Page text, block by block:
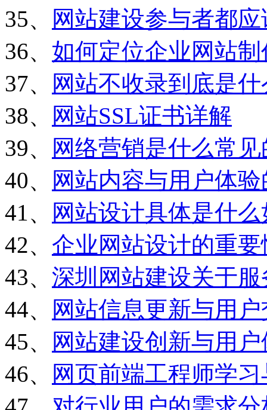
35、
网站建设参与者都
36、 如何定位企业网站
37、
网站不收录到底是
38、
网站SSL证书详解
39、
网络营销是什么常
40、
网站内容与用户体
41、
网站设计具体是什
42、 企业网站设计的重要
43、 深圳网站建设关于
44、
网站信息更新与用
45、
网站建设创新与用
46、
网页前端工程师学